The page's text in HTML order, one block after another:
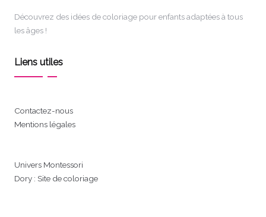
Découvrez des idées de coloriage pour enfants adaptées à tous
les âges !
Liens utiles
Contactez-nous
Mentions légales
Univers Montessori
Dory : Site de coloriage